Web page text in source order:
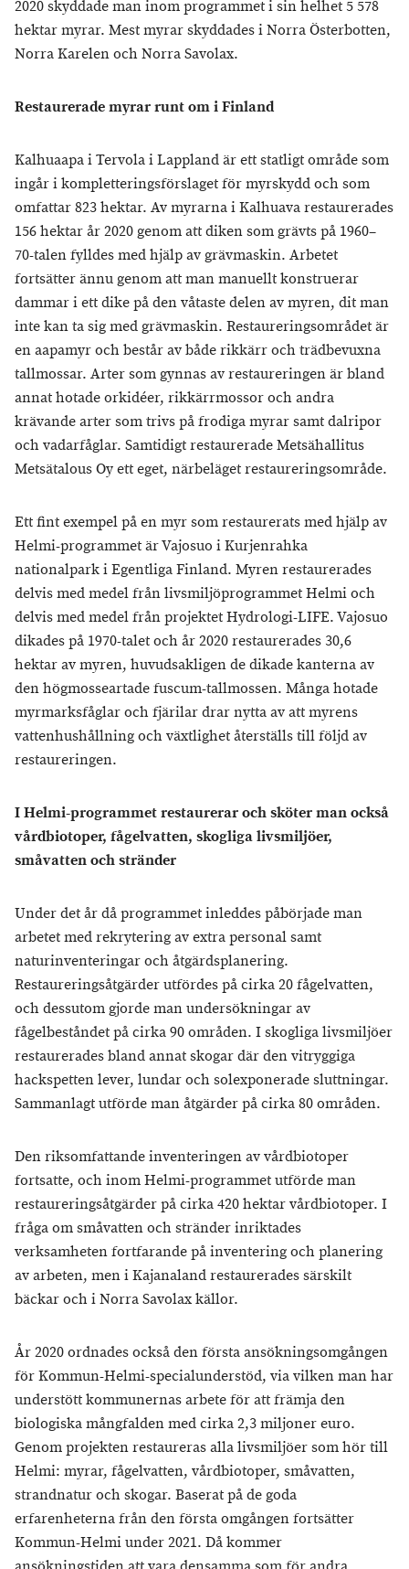
2020 skyddade man inom programmet i sin helhet 5 578
hektar myrar. Mest myrar skyddades i Norra Österbotten,
Norra Karelen och Norra Savolax.
Restaurerade myrar runt om i Finland
Kalhuaapa i Tervola i Lappland är ett statligt område som
ingår i kompletteringsförslaget för myrskydd och som
omfattar 823 hektar. Av myrarna i Kalhuava restaurerades
156 hektar år 2020 genom att diken som grävts på 1960–
70-talen fylldes med hjälp av grävmaskin. Arbetet
fortsätter ännu genom att man manuellt konstruerar
dammar i ett dike på den våtaste delen av myren, dit man
inte kan ta sig med grävmaskin. Restaureringsområdet är
en aapamyr och består av både rikkärr och trädbevuxna
tallmossar. Arter som gynnas av restaureringen är bland
annat hotade orkidéer, rikkärrmossor och andra
krävande arter som trivs på frodiga myrar samt dalripor
och vadarfåglar. Samtidigt restaurerade Metsähallitus
Metsätalous Oy ett eget, närbeläget restaureringsområde.
Ett fint exempel på en myr som restaurerats med hjälp av
Helmi-programmet är Vajosuo i Kurjenrahka
nationalpark i Egentliga Finland. Myren restaurerades
delvis med medel från livsmiljöprogrammet Helmi och
delvis med medel från projektet Hydrologi-LIFE. Vajosuo
dikades på 1970-talet och år 2020 restaurerades 30,6
hektar av myren, huvudsakligen de dikade kanterna av
den högmosseartade fuscum-tallmossen. Många hotade
myrmarksfåglar och fjärilar drar nytta av att myrens
vattenhushållning och växtlighet återställs till följd av
restaureringen.
I Helmi-programmet restaurerar och sköter man också
vårdbiotoper, fågelvatten, skogliga livsmiljöer,
småvatten och stränder
Under det år då programmet inleddes påbörjade man
arbetet med rekrytering av extra personal samt
naturinventeringar och åtgärdsplanering.
Restaureringsåtgärder utfördes på cirka 20 fågelvatten,
och dessutom gjorde man undersökningar av
fågelbeståndet på cirka 90 områden. I skogliga livsmiljöer
restaurerades bland annat skogar där den vitryggiga
hackspetten lever, lundar och solexponerade sluttningar.
Sammanlagt utförde man åtgärder på cirka 80 områden.
Den riksomfattande inventeringen av vårdbiotoper
fortsatte, och inom Helmi-programmet utförde man
restaureringsåtgärder på cirka 420 hektar vårdbiotoper. I
fråga om småvatten och stränder inriktades
verksamheten fortfarande på inventering och planering
av arbeten, men i Kajanaland restaurerades särskilt
bäckar och i Norra Savolax källor.
År 2020 ordnades också den första ansökningsomgången
för Kommun-Helmi-specialunderstöd, via vilken man har
understött kommunernas arbete för att främja den
biologiska mångfalden med cirka 2,3 miljoner euro.
Genom projekten restaureras alla livsmiljöer som hör till
Helmi: myrar, fågelvatten, vårdbiotoper, småvatten,
strandnatur och skogar. Baserat på de goda
erfarenheterna från den första omgången fortsätter
Kommun-Helmi under 2021. Då kommer